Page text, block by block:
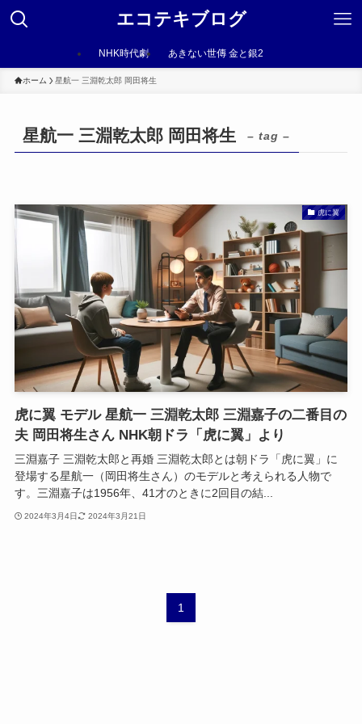
エコテキブログ
NHK時代劇 あきない世傳 金と銀2
ホーム 星航一 三淵乾太郎 岡田将生
星航一 三淵乾太郎 岡田将生 – tag –
虎に翼
虎に翼 モデル 星航一 三淵乾太郎 三淵嘉子の二番目の
夫 岡田将生さん NHK朝ドラ「虎に翼」より
三淵嘉子 三淵乾太郎と再婚 三淵乾太郎とは朝ドラ「虎に翼」に
登場する星航一（岡田将生さん）のモデルと考えられる人物で
す。三淵嘉子は1956年、41才のときに2回目の結...
2024年3月4日 2024年3月21日
1